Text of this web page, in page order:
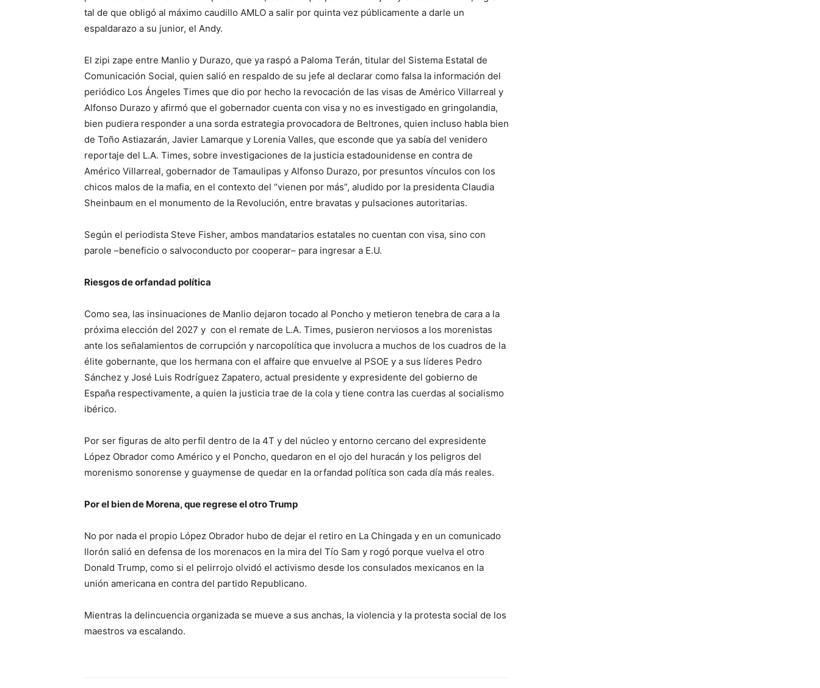
tal de que obligó al máximo caudillo AMLO a salir por quinta vez públicamente a darle un
espaldarazo a su junior, el Andy.
El zipi zape entre Manlio y Durazo, que ya raspó a Paloma Terán, titular del Sistema Estatal de
Comunicación Social, quien salió en respaldo de su jefe al declarar como falsa la información del
periódico Los Ángeles Times que dio por hecho la revocación de las visas de Américo Villarreal y
Alfonso Durazo y afirmó que el gobernador cuenta con visa y no es investigado en gringolandia,
bien pudiera responder a una sorda estrategia provocadora de Beltrones, quien incluso habla bien
de Toño Astiazarán, Javier Lamarque y Lorenia Valles, que esconde que ya sabía del venidero
reportaje del L.A. Times, sobre investigaciones de la justicia estadounidense en contra de
Américo Villarreal, gobernador de Tamaulipas y Alfonso Durazo, por presuntos vínculos con los
chicos malos de la mafia, en el contexto del “vienen por más”, aludido por la presidenta Claudia
Sheinbaum en el monumento de la Revolución, entre bravatas y pulsaciones autoritarias.
Según el periodista Steve Fisher, ambos mandatarios estatales no cuentan con visa, sino con
parole –beneficio o salvoconducto por cooperar– para ingresar a E.U.
Riesgos de orfandad política
Como sea, las insinuaciones de Manlio dejaron tocado al Poncho y metieron tenebra de cara a la
próxima elección del 2027 y con el remate de L.A. Times, pusieron nerviosos a los morenistas
ante los señalamientos de corrupción y narcopolítica que involucra a muchos de los cuadros de la
élite gobernante, que los hermana con el affaire que envuelve al PSOE y a sus líderes Pedro
Sánchez y José Luis Rodríguez Zapatero, actual presidente y expresidente del gobierno de
España respectivamente, a quien la justicia trae de la cola y tiene contra las cuerdas al socialismo
ibérico.
Por ser figuras de alto perfil dentro de la 4T y del núcleo y entorno cercano del expresidente
López Obrador como Américo y el Poncho, quedaron en el ojo del huracán y los peligros del
morenismo sonorense y guaymense de quedar en la orfandad política son cada día más reales.
Por el bien de Morena, que regrese el otro Trump
No por nada el propio López Obrador hubo de dejar el retiro en La Chingada y en un comunicado
llorón salió en defensa de los morenacos en la mira del Tío Sam y rogó porque vuelva el otro
Donald Trump, como si el pelirrojo olvidó el activismo desde los consulados mexicanos en la
unión americana en contra del partido Republicano.
Mientras la delincuencia organizada se mueve a sus anchas, la violencia y la protesta social de los
maestros va escalando.